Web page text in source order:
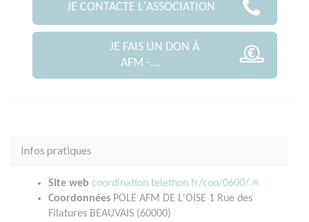
JE CONTACTE L'ASSOCIATION
JE FAIS UN DON À
AFM -...
Infos pratiques
Site web coordination.telethon.fr/coo/0600/
Coordonnées POLE AFM DE L'OISE 1 Rue des
Filatures BEAUVAIS (60000)